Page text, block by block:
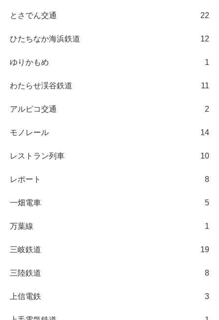
とさでん交通 22
ひたちなか海浜鉄道 12
ゆりかもめ 1
わたらせ渓谷鉄道 11
アルピコ交通 2
モノレール 14
レストラン列車 10
レポート 8
一畑電車 5
万葉線 1
三岐鉄道 19
三陸鉄道 8
上信電鉄 3